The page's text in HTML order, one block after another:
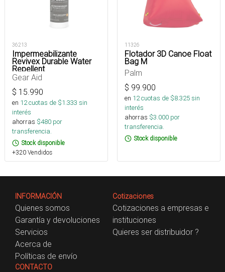
36213
Impermeabilizante
Revivex Durable Water
Repellent
Gear Aid
$ 15.990
en 12cuotas de $1.333 sin
interés
ahorras $480 por
transferencia.
Stock disponible
+320 Vendidos
11326
Flotador 3D Canoe Float
Bag M
Palm
$ 99.900
en 12cuotas de $8.325sin
interés
ahorras $3.000 por
transferencia.
Stock disponible
INFORMACIÓN
Quienes somos
Garantía y devoluciones
Servicios
Acerca de
Políticas de envío
Cotizaciones
Cotizaciones a empresas e
instituciones
Quieres ser distribuidor ?
CONTACTO